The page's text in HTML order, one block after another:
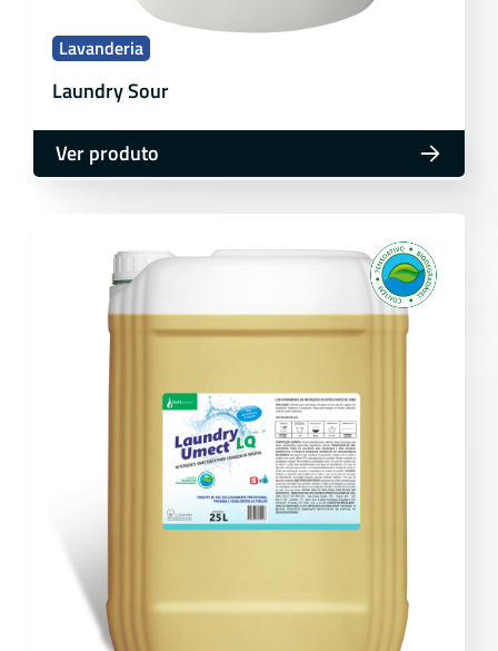
Lavanderia
Laundry Sour
Ver produto